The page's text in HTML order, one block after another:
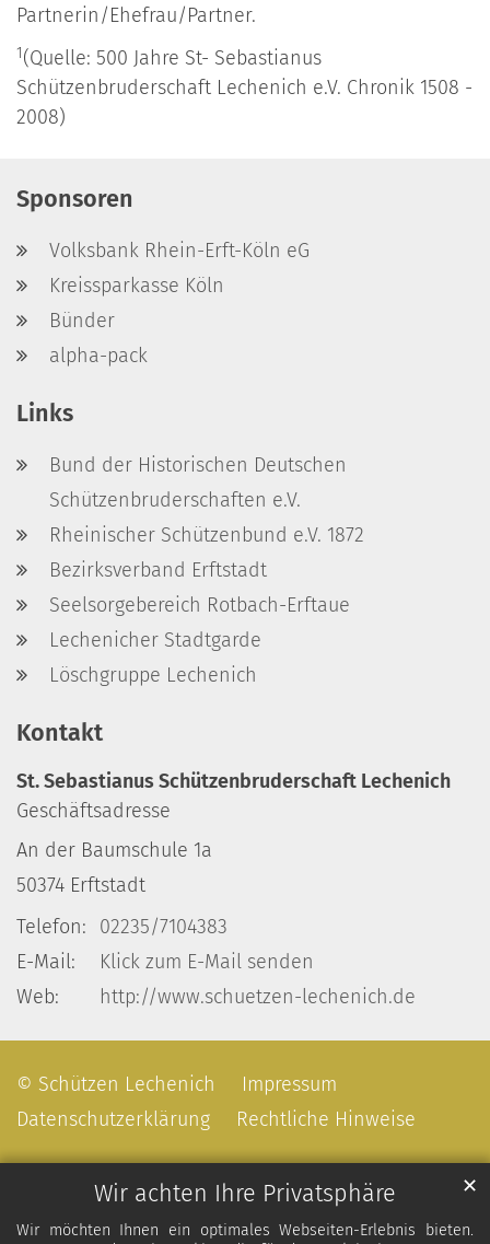
Wir achten Ihre Privatsphäre
Wir möchten Ihnen ein optimales Webseiten-Erlebnis bieten.
✕
Partnerin/Ehefrau/Partner.
1(Quelle: 500 Jahre St- Sebastianus
Schützenbruderschaft Lechenich e.V. Chronik 1508 -
2008)
Sponsoren
Volksbank Rhein-Erft-Köln eG
Kreissparkasse Köln
Bünder
alpha-pack
Links
Bund der Historischen Deutschen
Schützenbruderschaften e.V.
Rheinischer Schützenbund e.V. 1872
Bezirksverband Erftstadt
Seelsorgebereich Rotbach-Erftaue
Lechenicher Stadtgarde
Löschgruppe Lechenich
Kontakt
St. Sebastianus Schützenbruderschaft Lechenich
Geschäftsadresse
An der Baumschule 1a
50374 Erftstadt
Telefon:
02235/7104383
E-Mail:
Klick zum E-Mail senden
Web:
http://www.schuetzen-lechenich.de
© Schützen Lechenich
Impressum
Datenschutzerklärung
Rechtliche Hinweise